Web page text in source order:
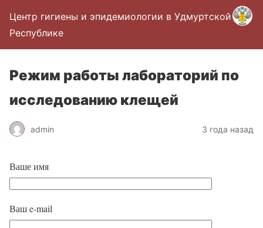
Центр гигиены и эпидемиологии в Удмуртской
Республике
Режим работы лабораторий по
исследованию клещей
admin 3 года назад
Ваше имя
Ваш e-mail